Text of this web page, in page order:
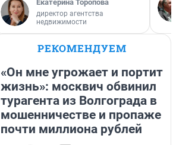
Екатерина Торопова
директор агентства
недвижимости
РЕКОМЕНДУЕМ
«Он мне угрожает и портит
жизнь»: москвич обвинил
турагента из Волгограда в
мошенничестве и пропаже
почти миллиона рублей